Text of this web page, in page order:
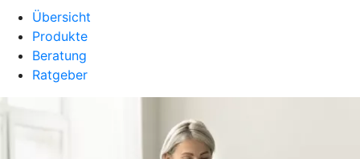
Übersicht
Produkte
Beratung
Ratgeber